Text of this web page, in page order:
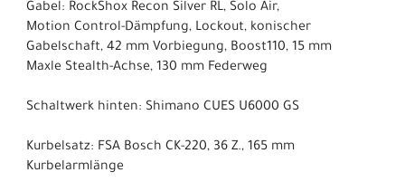
Gabel: RockShox Recon Silver RL, Solo Air,
Motion Control-Dämpfung, Lockout, konischer
Gabelschaft, 42 mm Vorbiegung, Boost110, 15 mm
Maxle Stealth-Achse, 130 mm Federweg
Schaltwerk hinten: Shimano CUES U6000 GS
Kurbelsatz: FSA Bosch CK-220, 36 Z., 165 mm
Kurbelarmlänge